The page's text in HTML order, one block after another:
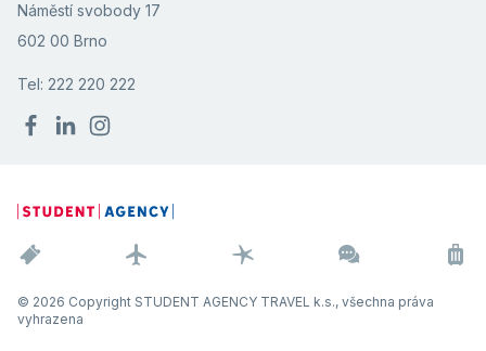
Náměstí svobody 17
602 00 Brno
Tel: 222 220 222
© 2026 Copyright STUDENT AGENCY TRAVEL k.s., všechna práva
vyhrazena